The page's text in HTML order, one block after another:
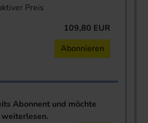
Preis
109,80 EUR
Abonnieren
Abonnent und möchte